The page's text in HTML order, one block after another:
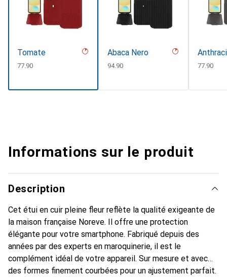
Tomate
CHF
77.90
Abaca Nero
CHF
94.90 CHF
77.90
Informations sur le produit
Description
Cet étui en cuir pleine fleur reflète la qualité exigeante de
la maison française Noreve. Il offre une protection
élégante pour votre smartphone. Fabriqué depuis des
années par des experts en maroquinerie, il est le
complément idéal de votre appareil. Sur mesure et avec
des formes finement courbées pour un ajustement parfait.